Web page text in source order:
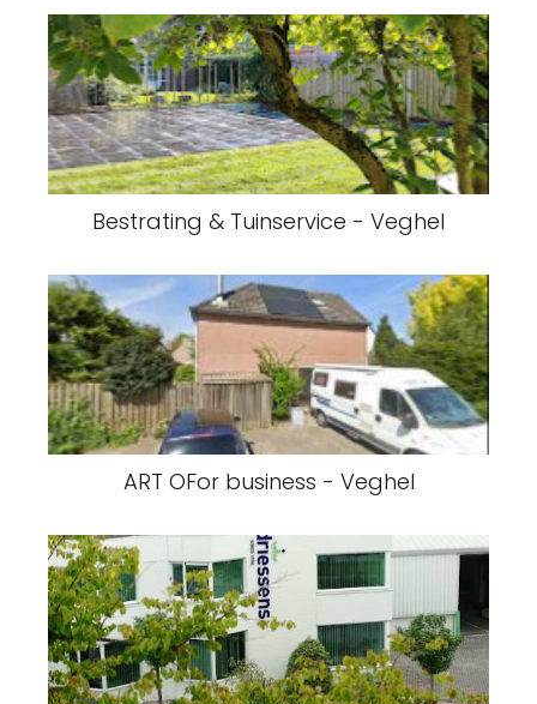
Bestrating & Tuinservice - Veghel
ART OFor business - Veghel